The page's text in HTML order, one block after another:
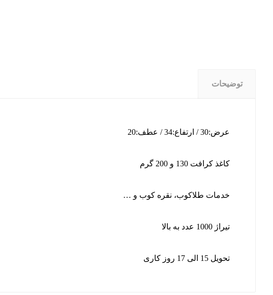
توضیحات
عرض:30 / ارتفاع:34 / عطف:20
کاغذ کرافت 130 و 200 گرم
خدمات طلاکوب، نقره کوب و …
تیراژ 1000 عدد به بالا
تحویل 15 الی 17 روز کاری